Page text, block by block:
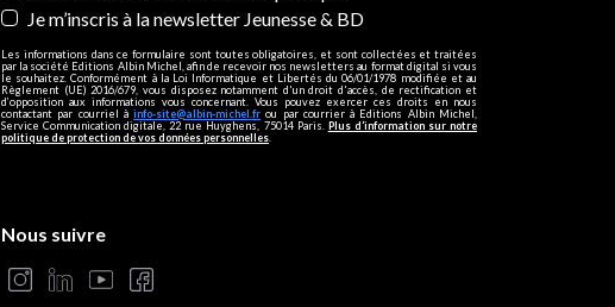
Je m’inscris à la newsletter Jeunesse & BD
Les informations dans ce formulaire sont toutes obligatoires, et sont collectées et traitées
par la société Editions Albin Michel, afin de recevoir nos newsletters au format digital si vous
le souhaitez. Conformément à la Loi Informatique et Libertés du 06/01/1978 modifiée et au
Règlement (UE) 2016/679, vous disposez notamment d'un droit d'accès, de rectification et
d’opposition aux informations vous concernant. Vous pouvez exercer ces droits en nous
contactant par courriel àinfo-site@albin-michel.fr ou par courrier à Editions Albin Michel,
Service Communication digitale, 22 rue Huyghens, 75014 Paris. Plus d’information sur notre
politique de protection de vos données personnelles
Nous suivre